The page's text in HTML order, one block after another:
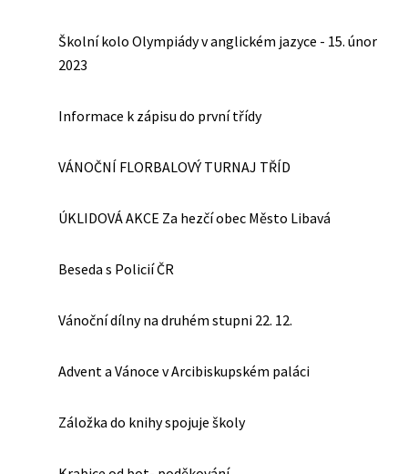
Školní kolo Olympiády v anglickém jazyce - 15. únor
2023
Informace k zápisu do první třídy
VÁNOČNÍ FLORBALOVÝ TURNAJ TŘÍD
ÚKLIDOVÁ AKCE Za hezčí obec Město Libavá
Beseda s Policií ČR
Vánoční dílny na druhém stupni 22. 12.
Advent a Vánoce v Arcibiskupském paláci
Záložka do knihy spojuje školy